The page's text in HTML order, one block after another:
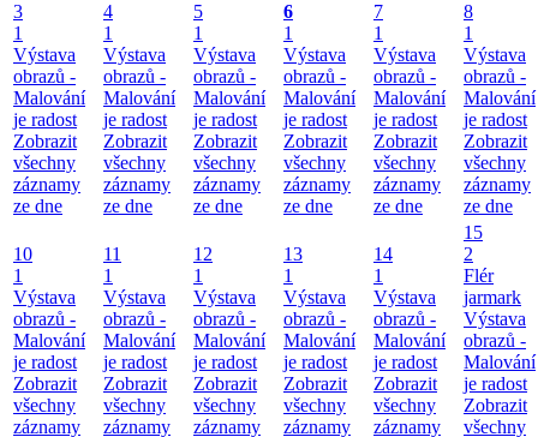
3
1
Výstava
obrazů -
Malování
je radost
Zobrazit
všechny
záznamy
ze dne
4
1
Výstava
obrazů -
Malování
je radost
Zobrazit
všechny
záznamy
ze dne
5
1
Výstava
obrazů -
Malování
je radost
Zobrazit
všechny
záznamy
ze dne
6
1
Výstava
obrazů -
Malování
je radost
Zobrazit
všechny
záznamy
ze dne
7
1
Výstava
obrazů -
Malování
je radost
Zobrazit
všechny
záznamy
ze dne
8
1
Výstava
obrazů -
Malování
je radost
Zobrazit
všechny
záznamy
ze dne
10
1
Výstava
obrazů -
Malování
je radost
Zobrazit
všechny
záznamy
11
1
Výstava
obrazů -
Malování
je radost
Zobrazit
všechny
záznamy
12
1
Výstava
obrazů -
Malování
je radost
Zobrazit
všechny
záznamy
13
1
Výstava
obrazů -
Malování
je radost
Zobrazit
všechny
záznamy
14
1
Výstava
obrazů -
Malování
je radost
Zobrazit
všechny
záznamy
15
2
Flér
jarmark
Výstava
obrazů -
Malování
je radost
Zobrazit
všechny